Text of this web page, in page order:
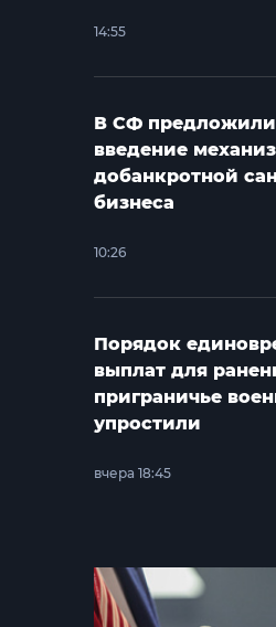
14:55
В СФ предложили
введение
добанкротной
бизнеса
10:26
Порядок
выплат для
приграничье
упростили
вчера 18:45